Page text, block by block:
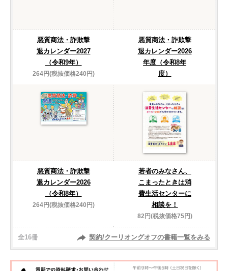
悪質商法・詐欺撃
退カレンダー2027
（令和9年）
264円(税抜価格240円)
悪質商法・詐欺撃
退カレンダー2026
年度（令和8年
度）
悪質商法・詐欺撃
退カレンダー2026
（令和8年）
264円(税抜価格240円)
若者のみなさん、
こまったときは消
費生活センターに
相談を！
82円(税抜価格75円)
全16冊 契約/クーリオングオフの書籍一覧をみる